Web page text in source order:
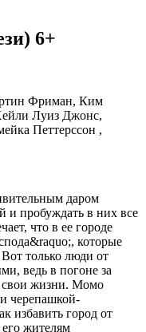
6+
Фриман, Ким
Луиз Джонс,
Петтерссон ,
даром
и пробуждать в них все
что в ее городе
которые
только люди от
ведь в погоне за
свои жизни. Момо
черепашкой-
избавить город от
жителям